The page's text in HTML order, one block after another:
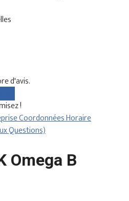
d'avis.
!
CoordonnéesHoraire
Questions)
Omega B